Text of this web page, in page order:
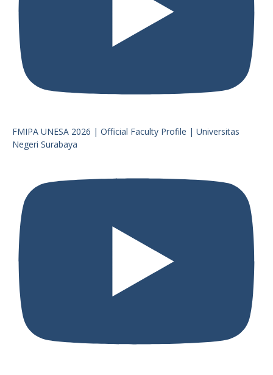
FMIPA UNESA 2026 | Official Faculty Profile | Universitas
Negeri Surabaya